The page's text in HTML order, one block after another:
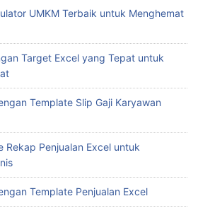
UMKM Terbaik untuk Menghemat
Target Excel yang Tepat untuk
Template Slip Gaji Karyawan
Rekap Penjualan Excel untuk
Template Penjualan Excel